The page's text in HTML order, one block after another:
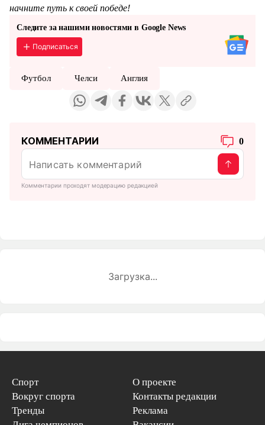
начните путь к своей победе!
Следите за нашими новостями в Google News
Подписаться
Футбол Челси Англия
КОММЕНТАРИИ 0
Комментарии проходят модерацию редакцией
Загрузка...
Спорт
Вокруг спорта
Тренды
О проекте
Контакты редакции
Реклама